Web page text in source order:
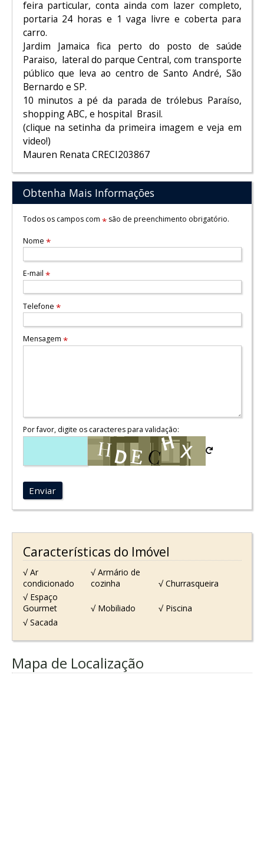
feira particular, conta ainda com lazer completo,
portaria 24 horas e 1 vaga livre e coberta para
carro.
Jardim Jamaica fica perto do posto de saúde
Paraiso, lateral do parque Central, com transporte
público que leva ao centro de Santo André, São
Bernardo e SP.
10 minutos a pé da parada de trólebus Paraíso,
shopping ABC, e hospital Brasil.
(clique na setinha da primeira imagem e veja em
video!)
Mauren Renata CRECI203867
Obtenha Mais Informações
Todos os campos com *são de preenchimento obrigatório.
Nome *
E-mail *
Telefone *
Mensagem *
Por favor, digite os caracteres para validação:
Enviar
Características do Imóvel
√ Ar
condicionado
√ Armário de
cozinha
√ Churrasqueira
√ Espaço
Gourmet
√ Mobiliado
√ Piscina
√ Sacada
Mapa de Localização